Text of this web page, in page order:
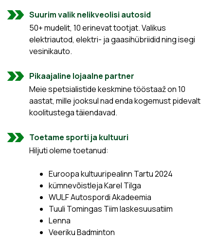
Suurim valik nelikveolisi autosid
50+ mudelit, 10 erinevat tootjat. Valikus
elektriautod, elektri- ja gaasihübriidid ning isegi
vesinikauto.
Pikaajaline lojaalne partner
Meie spetsialistide keskmine tööstaaž on 10
aastat, mille jooksul nad enda kogemust pidevalt
koolitustega täiendavad.
Toetame sporti ja kultuuri
Hiljuti oleme toetanud:
Euroopa kultuuripealinn Tartu 2024
kümnevõistleja Karel Tilga
WULF Autospordi Akadeemia
Tuuli Tomingas Tiim laskesuusatiim
Lenna
Veeriku Badminton